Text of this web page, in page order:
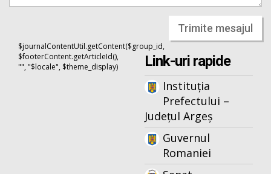
Trimite mesajul
$journalContentUtil.getContent($group_id,
$footerContent.getArticleId(),
"", "$locale", $theme_display)
Link-uri rapide
Instituția
Prefectului –
Județul Argeș
Guvernul
Romaniei